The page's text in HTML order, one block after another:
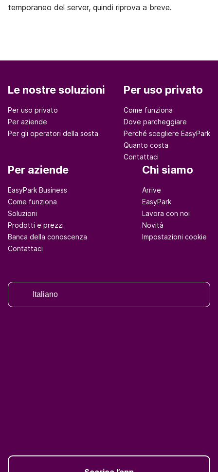
temporaneo del server, quindi riprova a breve.
Le nostre soluzioni
Per uso privato
Per aziende
Per gli operatori della sosta
Per uso privato
Come funziona
Dove parcheggiare
Perché scegliere EasyPark
Quanto costa
Contattaci
Per aziende
EasyPark Business
Come funziona
Soluzioni
Prodotti e prezzi
Banca della conoscenza
Contattaci
Chi siamo
Arrive
EasyPark
Lavora con noi
Novità
Impostazioni cookie
Italiano